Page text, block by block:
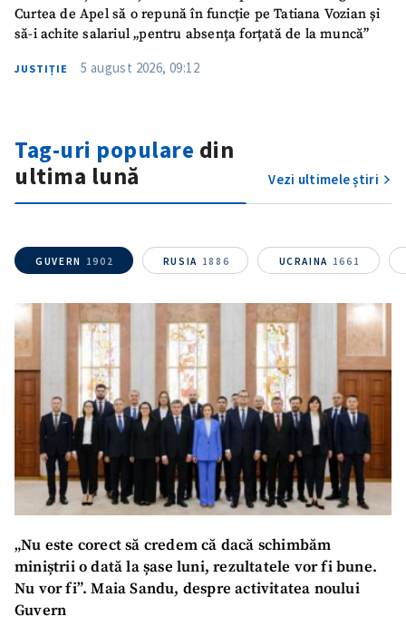
Curtea de Apel să o repună în funcție pe Tatiana Vozian și
să-i achite salariul „pentru absența forțată de la muncă”
JUSTIȚIE 5 august 2026, 09:12
Tag-uri populare din
ultima lună
Vezi ultimele știri
GUVERN 1902 RUSIA 1886 UCRAINA 1661
„Nu este corect să credem că dacă schimbăm
miniștrii o dată la șase luni, rezultatele vor fi bune.
Nu vor fi”. Maia Sandu, despre activitatea noului
Guvern
ȘTIREA MEA
Titlu știre+ Adaugă titlu
Fotografie
+ Încarcă imagine
Link media
+ Link media